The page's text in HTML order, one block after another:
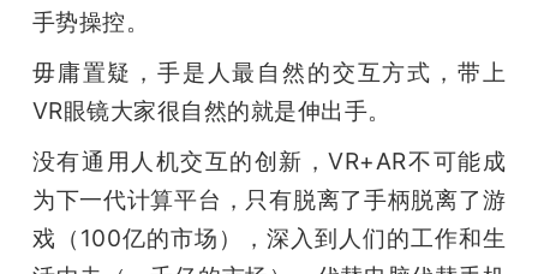
手势操控。
毋庸置疑，手是人最自然的交互方式，带上
VR眼镜大家很自然的就是伸出手。
没有通用人机交互的创新，VR+AR不可能成
为下一代计算平台，只有脱离了手柄脱离了游
戏（100亿的市场），深入到人们的工作和生